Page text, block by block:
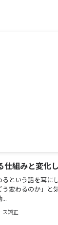
仕組みと変化
という話を耳に
変わるのか」と
ス矯正